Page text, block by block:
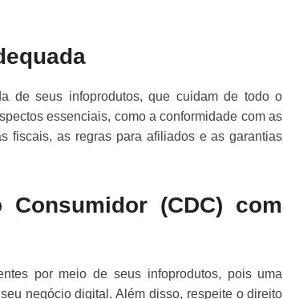
de seus infoprodutos, que cuidam de todo o
essenciais, como a conformidade com as
fiscais, as regras para afiliados e as garantias
(CDC) com
por meio de seus infoprodutos, pois uma
negócio digital. Além disso, respeite o direito